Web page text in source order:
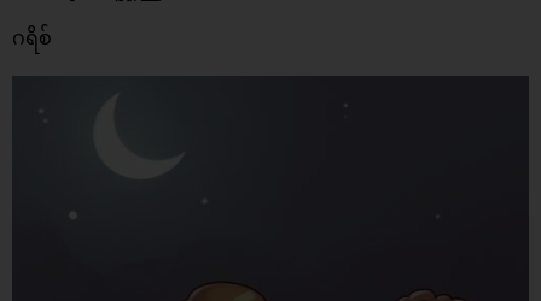
ဂရိစ်